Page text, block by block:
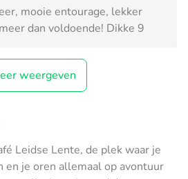
mooie entourage, lekker
dan voldoende! Dikke 9
weergeven
Leidse Lente, de plek waar je
en je oren allemaal op avontuur